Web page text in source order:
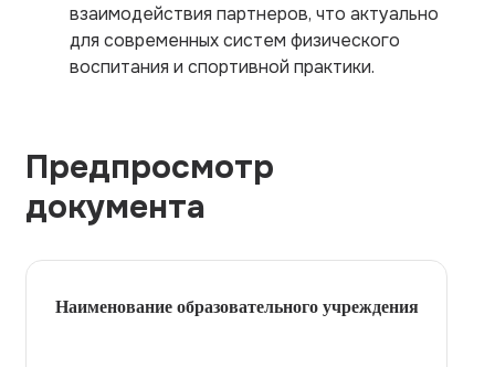
взаимодействия партнеров, что актуально
для современных систем физического
воспитания и спортивной практики.
Предпросмотр
документа
Наименование образовательного учреждения